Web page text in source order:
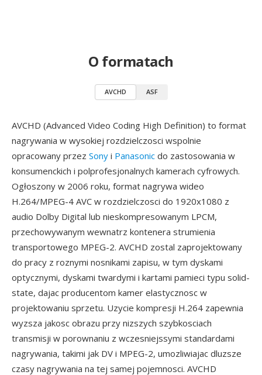
O formatach
AVCHD ASF
AVCHD (Advanced Video Coding High Definition) to format
nagrywania w wysokiej rozdzielczosci wspolnie
opracowany przez Sony i Panasonic do zastosowania w
konsumenckich i polprofesjonalnych kamerach cyfrowych.
Ogłoszony w 2006 roku, format nagrywa wideo
H.264/MPEG-4 AVC w rozdzielczosci do 1920x1080 z
audio Dolby Digital lub nieskompresowanym LPCM,
przechowywanym wewnatrz kontenera strumienia
transportowego MPEG-2. AVCHD zostal zaprojektowany
do pracy z roznymi nosnikami zapisu, w tym dyskami
optycznymi, dyskami twardymi i kartami pamieci typu solid-
state, dajac producentom kamer elastycznosc w
projektowaniu sprzetu. Uzycie kompresji H.264 zapewnia
wyzsza jakosc obrazu przy nizszych szybkosciach
transmisji w porownaniu z wczesniejssymi standardami
nagrywania, takimi jak DV i MPEG-2, umozliwiajac dluzsze
czasy nagrywania na tej samej pojemnosci. AVCHD